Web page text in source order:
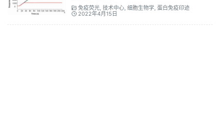
免疫荧光, 技术中心, 细胞生物学, 蛋白免疫印迹
2022年4月15日